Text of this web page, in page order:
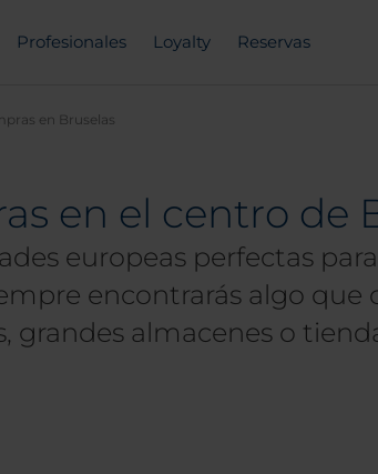
Profesionales Loyalty Reservas
en Bruselas
en el centro de
europeas perfectas
encontrarás algo que
grandes almacenes o